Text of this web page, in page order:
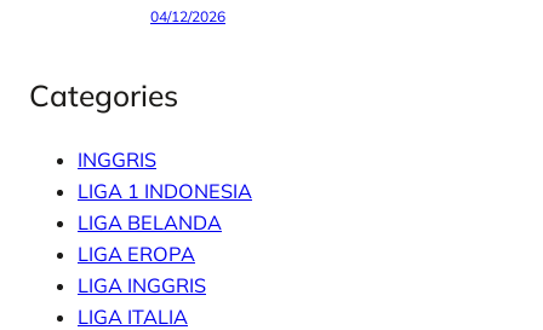
04/12/2026
Categories
INGGRIS
LIGA 1 INDONESIA
LIGA BELANDA
LIGA EROPA
LIGA INGGRIS
LIGA ITALIA